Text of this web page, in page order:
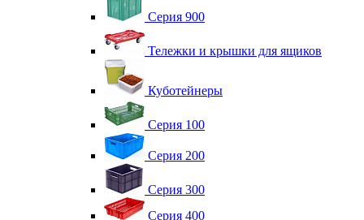
Серия 900
Тележки и крышки для ящиков
Куботейнеры
Серия 100
Серия 200
Серия 300
Серия 400